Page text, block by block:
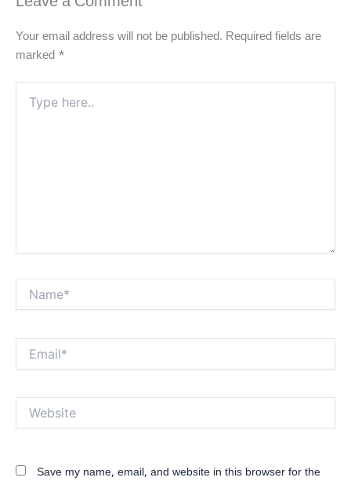
Your email address will not be published. Required fields are
marked *
here..
Save my name, email, and website in this browser for the